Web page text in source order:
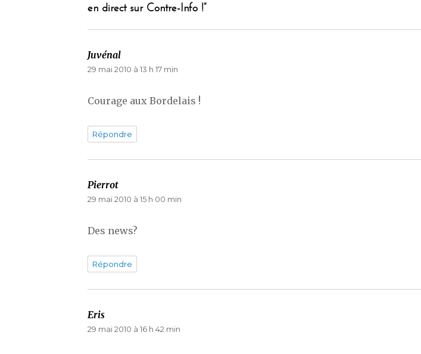
en direct sur Contre-Info !”
Juvénal
29 mai 2010 à 13 h 17 min
Courage aux Bordelais !
Répondre
Pierrot
29 mai 2010 à 15 h 00 min
Des news?
Répondre
Eris
29 mai 2010 à 16 h 42 min